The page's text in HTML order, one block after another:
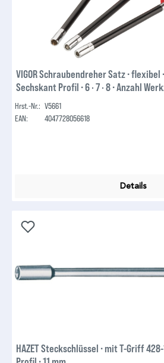
VIGOR Schraubendreher Satz ∙ flexibel
Sechskant Profil ∙ 6 · 7 · 8 ∙ Anzahl
Hrst.-Nr.: V5661
EAN:
4047728056618
Details
HAZET Steckschlüssel ∙ mit T-Griff